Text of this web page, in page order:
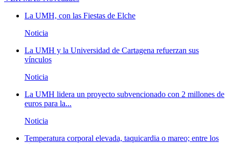
La UMH, con las Fiestas de Elche
Noticia
La UMH y la Universidad de Cartagena refuerzan sus
vínculos
Noticia
La UMH lidera un proyecto subvencionado con 2 millones de
euros para la...
Noticia
Temperatura corporal elevada, taquicardia o mareo; entre los